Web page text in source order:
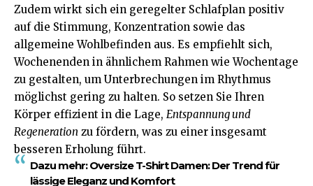
Zudem wirkt sich ein geregelter Schlafplan positiv
auf die Stimmung, Konzentration sowie das
allgemeine Wohlbefinden aus. Es empfiehlt sich,
Wochenenden in ähnlichem Rahmen wie Wochentage
zu gestalten, um Unterbrechungen im Rhythmus
möglichst gering zu halten. So setzen Sie Ihren
Körper effizient in die Lage, Entspannung und
Regeneration zu fördern, was zu einer insgesamt
besseren Erholung führt.
Dazu mehr:Oversize T-Shirt Damen: Der Trend für
lässige Eleganz und Komfort